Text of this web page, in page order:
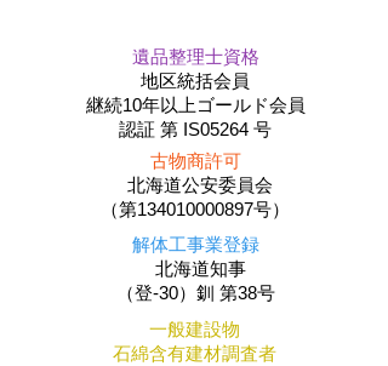
遺品整理士資格
地区統括会員
​継続10年以上ゴールド会員
認証 第 IS05264 号
古物商許可
北海道公安委員会
（第134010000897号）
解体工事業登録
北海道知事
（登-30）釧 第38号
一般建設物
石綿含有建材調査者